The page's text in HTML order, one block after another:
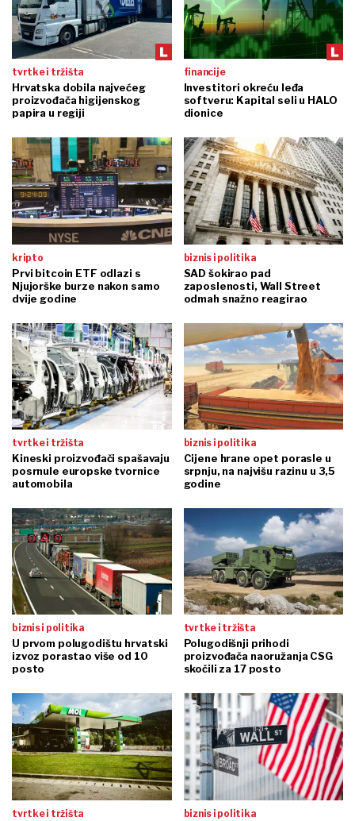
tvrtke i tržišta
Hrvatska dobila najvećeg
proizvođača higijenskog
papira u regiji
financije
Investitori okreću leđa
softveru: Kapital seli u HALO
dionice
kripto
Prvi bitcoin ETF odlazi s
Njujorške burze nakon samo
dvije godine
biznis i politika
SAD šokirao pad
zaposlenosti, Wall Street
odmah snažno reagirao
tvrtke i tržišta
Kineski proizvođači spašavaju
posrnule europske tvornice
automobila
biznis i politika
Cijene hrane opet porasle u
srpnju, na najvišu razinu u 3,5
godine
biznis i politika
U prvom polugodištu hrvatski
izvoz porastao više od 10
posto
tvrtke i tržišta
Polugodišnji prihodi
proizvođača naoružanja CSG
skočili za 17 posto
tvrtke i tržišta biznis i politika